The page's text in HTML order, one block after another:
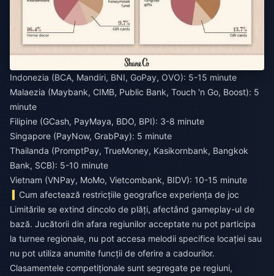
Indonezia (BCA, Mandiri, BNI, GoPay, OVO): 5-15 minute
Malaezia (Maybank, CIMB, Public Bank, Touch 'n Go, Boost): 5
minute
Filipine (GCash, PayMaya, BDO, BPI): 3-8 minute
Singapore (PayNow, GrabPay): 5 minute
Thailanda (PromptPay, TrueMoney, Kasikornbank, Bangkok
Bank, SCB): 5-10 minute
Vietnam (VNPay, MoMo, Vietcombank, BIDV): 10-15 minute
Cum afectează restricțiile geografice experiența de joc
Limitările se extind dincolo de plăți, afectând gameplay-ul de
bază. Jucătorii din afara regiunilor acceptate nu pot participa
la turnee regionale, nu pot accesa melodii specifice locației sau
nu pot utiliza anumite funcții de oferire a cadourilor.
Clasamentele competiționale sunt segregate pe regiuni,